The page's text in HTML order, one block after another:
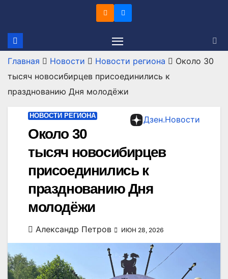
содержимому
Главная Новости Новости региона
Около 30
тысяч новосибирцев присоединились к
празднованию Дня молодёжи
Дзен.Новости
НОВОСТИ РЕГИОНА
Около 30
тысяч новосибирцев
присоединились к
празднованию Дня
молодёжи
Александр Петров ИЮН 28, 2026